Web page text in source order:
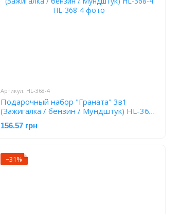
Артикул: HL-368-4
Подарочный набор "Граната" 3в1
(Зажигалка / бензин / Мундштук) HL-368-
4
156.57 грн
−31%